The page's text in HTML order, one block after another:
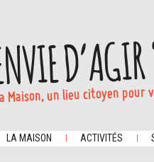
Maison, un lieu citoyen
LA MAISON ACTIVITÉS